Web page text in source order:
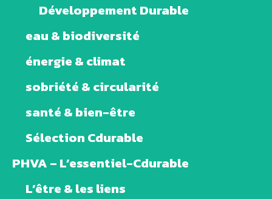
Développement Durable
eau & biodiversité
énergie & climat
sobriété & circularité
santé & bien-être
Sélection Cdurable
PHVA – L’essentiel-Cdurable
L’être & les liens